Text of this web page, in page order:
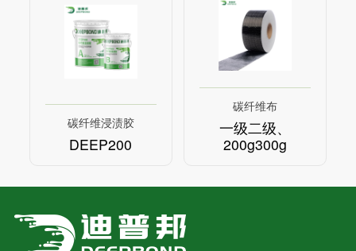
碳纤维浸渍胶
DEEP200
碳纤维布
一级二级、
200g300g